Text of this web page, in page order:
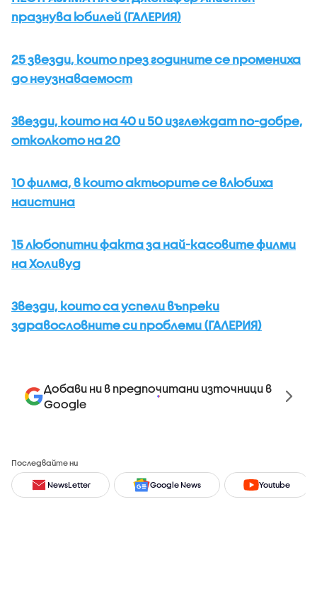
празнува юбилей (ГАЛЕРИЯ)
25 звезди, които през годините се промениха
до неузнаваемост
Звезди, които на 40 и 50 изглеждат по-добре,
отколкото на 20
10 филма, в които актьорите се влюбиха
наистина
15 любопитни факта за най-касовите филми
на Холивуд
Звезди, които са успели въпреки
здравословните си проблеми (ГАЛЕРИЯ)
Добави ни в предпочитани източници в
Google
Последвайте ни
NewsLetter Google News Youtube